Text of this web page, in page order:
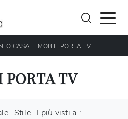
CASA - MOBILI PORTA TV
TV
Stile I più visti a :